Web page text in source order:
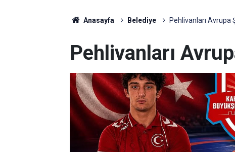
Anasayfa Belediye Pehlivanları Avrupa
Pehlivanları